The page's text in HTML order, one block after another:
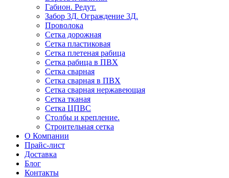
Габион. Редут.
Забор 3Д. Ограждение 3Д.
Проволока
Сетка дорожная
Сетка пластиковая
Сетка плетеная рабица
Сетка рабица в ПВХ
Сетка сварная
Сетка сварная в ПВХ
Сетка сварная нержавеющая
Сетка тканая
Сетка ЦПВС
Столбы и крепление.
Строительная сетка
О Компании
Прайс-лист
Доставка
Блог
Контакты